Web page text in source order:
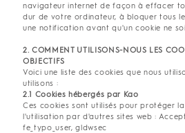
navigateur internet de façon à effacer
dur de votre ordinateur, à bloquer tous
une notification avant qu'un cookie ne
2. COMMENT UTILISONS-NOUS LES
OBJECTIFS
Voici une liste des cookies que nous
utilisons :
2.1 Cookies hébergés par Kao
Ces cookies sont utilisés pour protéger
l'utilisation par d'autres sites web :
fe_typo_user, gldwsec